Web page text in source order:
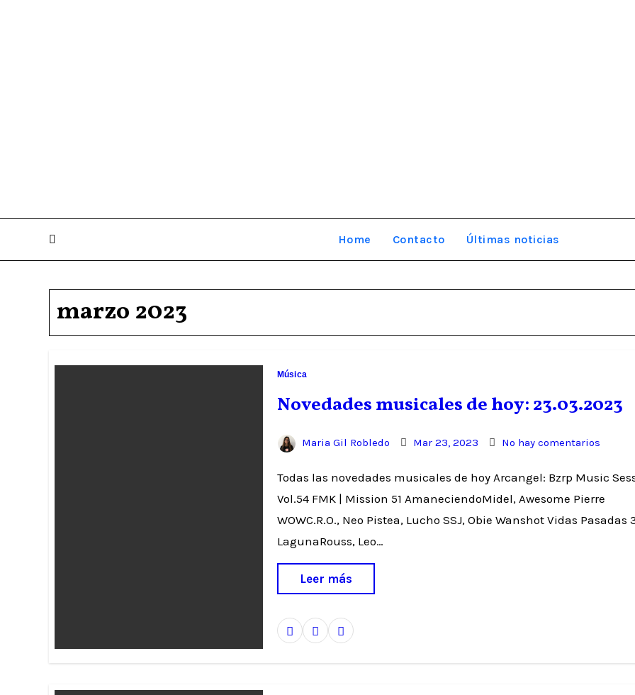
Home Contacto Últimas noticias
marzo 2023
Música
Novedades musicales de hoy: 23.03.2023
Maria Gil Robledo Mar 23, 2023 No hay comentarios
Todas las novedades musicales de hoy Arcangel: Bzrp Music Sessions,
Vol.54 FMK | Mission 51 AmaneciendoMidel, Awesome Pierre
WOWC.R.O., Neo Pistea, Lucho SSJ, Obie Wanshot Vidas Pasadas
LagunaRouss, Leo…
Leer más